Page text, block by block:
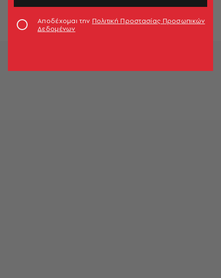
Newsroom
Αποδέχομαι την Πολιτική Προστασίας Προσωπικών
Δεδομένων